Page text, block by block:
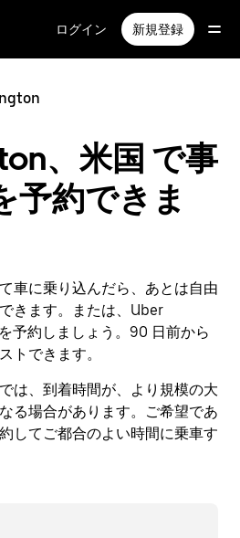
ログイン 新規登録
、米国 で事
予約できま
車に乗り込んだら、あとは自由
きます。または、Uber
予約しましょう。90 日前から
トできます。
は、到着時間が、より規模の大
る場合があります。ご希望であ
してご都合のよい時間に乗車す